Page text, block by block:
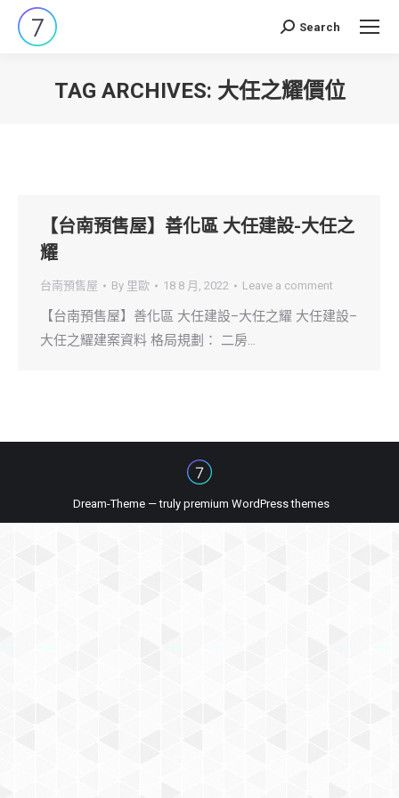
Search:
Search
TAG ARCHIVES: 大任之耀價位
【台南預售屋】善化區 大任建設-大任之
耀
台南預售屋 By 里歐 18 8 月, 2022 Leave a comment
【台南預售屋】善化區 大任建設–大任之耀 大任建設–
大任之耀建案資料 格局規劃： 二房…
Dream-Theme — truly premium WordPress themes